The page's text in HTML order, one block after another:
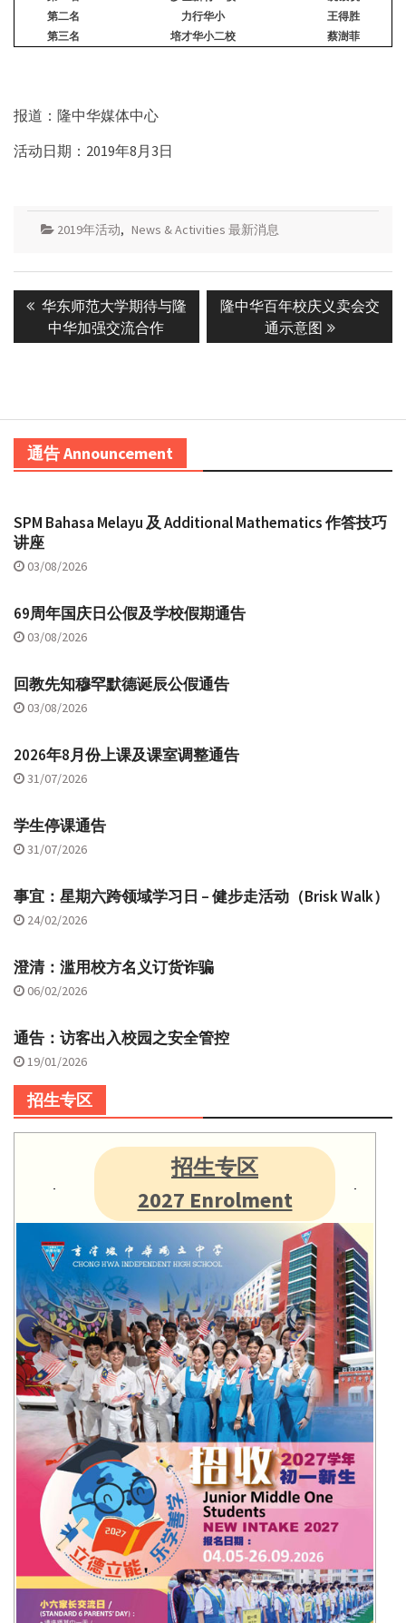
第二名
力行华小
王得胜
第三名
培才华小二校 蔡澍菲
报道：隆中华媒体中心
活动日期：2019年8月3日
2019年活动, News & Activities 最新消息
navigation
Previous
post:
华东师范大学期待与隆
中华加强交流合作
Next
隆中华百年校庆义卖会交
通示意图
通告 Announcement
SPM Bahasa Melayu 及 Additional Mathematics 作答技巧
讲座
03/08/2026
69周年国庆日公假及学校假期通告
03/08/2026
回教先知穆罕默德诞辰公假通告
03/08/2026
2026年8月份上课及课室调整通告
31/07/2026
学生停课通告
31/07/2026
事宜：星期六跨领域学习日 – 健步走活动（Brisk Walk）
24/02/2026
澄清：滥用校方名义订货诈骗
06/02/2026
通告：访客出入校园之安全管控
19/01/2026
招生专区
招生专区
2027 Enrolment